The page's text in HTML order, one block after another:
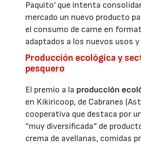
Paquito' que intenta
mercado un nuevo producto
el consumo de carne en
adaptados a los nuevos usos
Producción ecológica y
pesquero
El premio a la producción
en Kikiricoop, de Cabranes
cooperativa que destaca por
“muy diversificada“ de
crema de avellanas, comidas